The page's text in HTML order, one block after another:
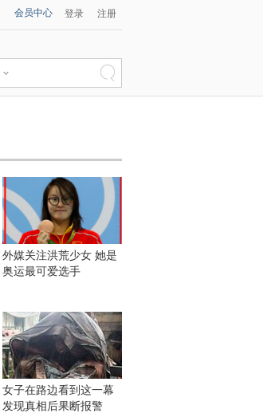
会员中心 登录 注册
外媒关注洪荒少女 她是
奥运最可爱选手
女子在路边看到这一幕
发现真相后果断报警